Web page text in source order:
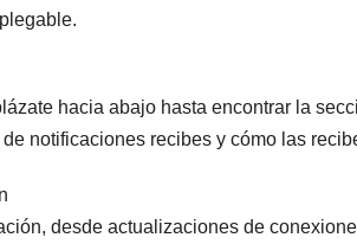
hacia abajo hasta encontrar la
notificaciones recibes y cómo las
desde actualizaciones de